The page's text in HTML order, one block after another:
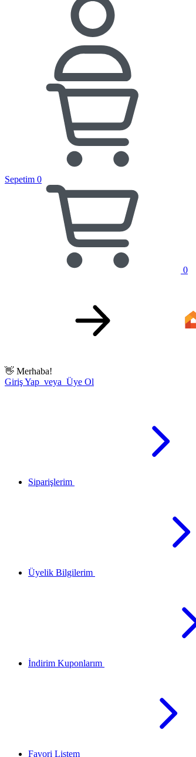
Sepetim 0
0
👋 Merhaba!
Giriş Yap veya Üye Ol
Siparişlerim
Üyelik Bilgilerim
İndirim Kuponlarım
Favori Listem